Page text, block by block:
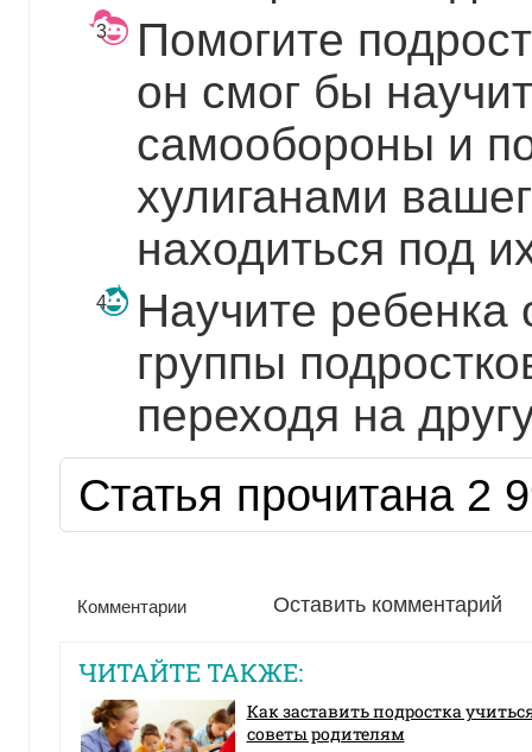
Помогите
он смог бы
самообороны и
хулиганами
находиться под
Научите ребенка
группы
переходя на
Статья прочитана 2
Комментарии Оставить комментарий
ЧИТАЙТЕ ТАКЖЕ:
Как заставить подростка
советы родителям